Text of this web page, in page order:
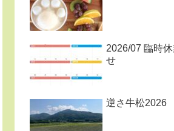
2026/07 臨時
せ
逆さ牛松2026